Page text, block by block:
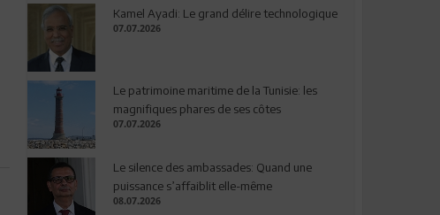
Kamel Ayadi: Le grand délire technologique
07.07.2026
Le patrimoine maritime de la Tunisie: les
magnifiques phares de ses côtes
07.07.2026
Le silence des ambassades: Quand une
puissance s’affaiblit elle-même
08.07.2026